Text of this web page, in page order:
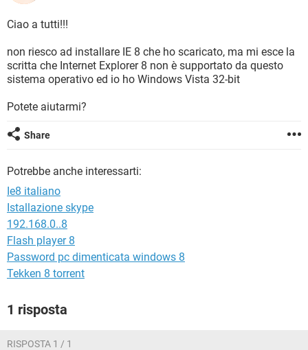
TIKTOK
HARDWARE
INSTAGRAM
HARDWARE
INTRATTENIMENTO
iOS
INSTAGRAM WHATSAPP
TIKTOK FACEBOOK
COVID-19
iOS WINDOWS 10
INSTAGRAM
TIKTOK
HARDWARE
Ciao a tutti!!!
non riesco ad installare IE 8 che ho scaricato, ma mi esce la
scritta che Internet Explorer 8 non è supportato da questo
sistema operativo ed io ho Windows Vista 32-bit
Potete aiutarmi?
Share
Potrebbe anche interessarti:
Ie8 italiano
Istallazione skype
192.168.0..8
Flash player 8
Password pc dimenticata windows 8
Tekken 8 torrent
1 risposta
RISPOSTA 1 / 1